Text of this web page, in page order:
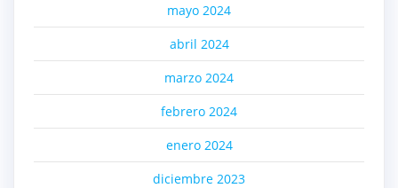
mayo 2024
abril 2024
marzo 2024
febrero 2024
enero 2024
diciembre 2023